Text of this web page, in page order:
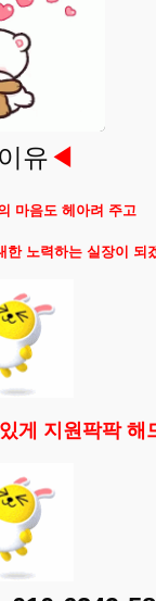
유◀
마음도 헤아려 주고
한 노력하는 실장이 되
게 지원팍팍 해